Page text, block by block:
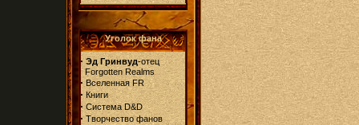
Уголок фана
· Эд Гринвуд-отец
Forgotten Realms
· Вселенная FR
· Книги
· Система D&D
· Творчество фанов